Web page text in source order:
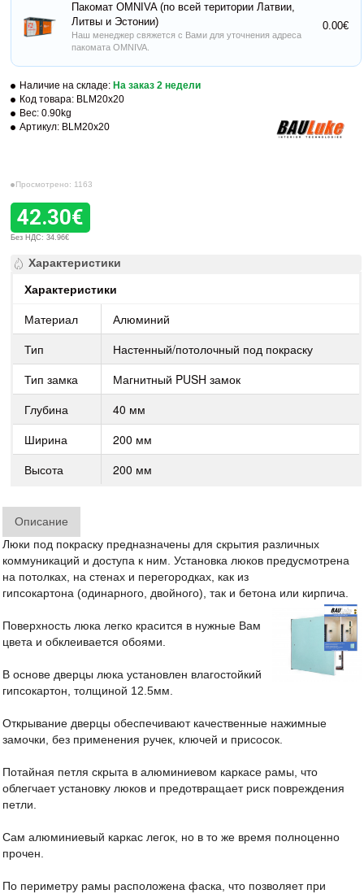
Наличие на складе: На заказ 2 недели
Код товара: BLM20x20
Вес: 0.90kg
Артикул: BLM20x20
Просмотрено: 1163
42.30€
Без НДС: 34.96€
Пакомат OMNIVA (по всей територии Латвии,
Литвы и Эстонии)
Наш менеджер свяжется с Вами для уточнения адреса
пакомата OMNIVA.
0.00€
Характеристики
Характеристики
Материал
Алюминий
Тип
Настенный/потолочный под покраску
Тип замка
Магнитный PUSH замок
Глубина
40 мм
Ширина
200 мм
Высота
200 мм
Описание
Люки под покраску предназначены для скрытия различных
коммуникаций и доступа к ним. Установка люков предусмотрена
на потолках, на стенах и перегородках, как из
гипсокартона (одинарного, двойного), так и бетона или кирпича.
Поверхность люка легко красится в нужные Вам
цвета и обклеивается обоями.
В основе дверцы люка установлен влагостойкий
гипсокартон, толщиной 12.5мм.
Открывание дверцы обеспечивают качественные нажимные
замочки, без применения ручек, ключей и присосок.
Потайная петля скрыта в алюминиевом каркасе рамы, что
облегчает установку люков и предотвращает риск повреждения
петли.
Сам алюминиевый каркас легок, но в то же время полноценно
прочен.
По периметру рамы расположена фаска, что позволяет при